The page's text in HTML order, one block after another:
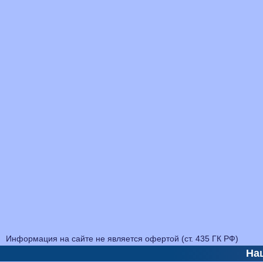
Информация на сайте не является офертой (ст. 435 ГК РФ)